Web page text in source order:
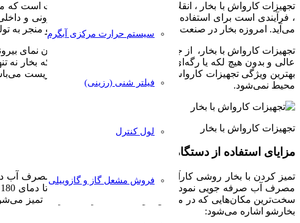
سیستم حرارت مرکزی آبگرم
فیلتر شنی (رزینی)
لول کنترل
فروش مشعل گاز و گازوییلی
تجهیزات کارواش با بخار ، انقلابی جدید و سازگار با محیط زیست است که
، فرآیندی است برای استفاده از بخار برای تمیز کردن نمای بیرونی و
می‌آید. امروزه بخار در صنعت کارواش نیز بسیار پرکاربرد بوده و منجر به
تجهیزات کارواش با بخار، از جت بخار برای شستشو و تمیز کردن نمای
عالی و بدون هیچ لکه یا رگه‌ای ایجاد کند. در نظر داشته باشید که بخار
بهترین ویژگی تجهیزات کارواش با بخار، سازگاری آن با محیط زیست
محیط نمی‌شود.
تجهیزات کارواش با بخار
مزایای استفاده از دستگاه‌های کارواش بخارشو
سخت‌ترین مکان‌هایی که در ماشین خود به آن دسترسی ندارید، تمیز
بخارشو اشاره می‌شود: